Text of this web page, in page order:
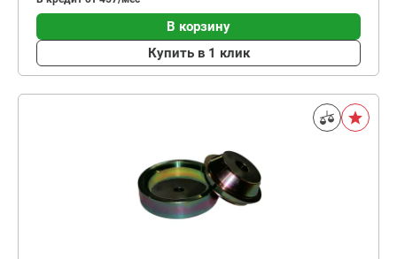
В корзину
Купить в 1 клик